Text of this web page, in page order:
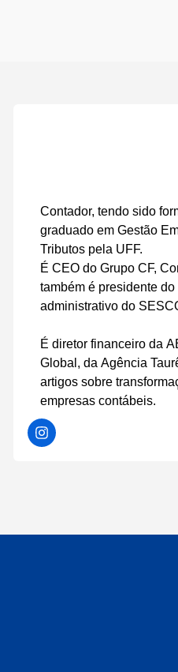
Contador, tendo sido
graduado em Gestão
Tributos pela UFF.
É CEO do Grupo CF,
também é presidente
administrativo do
É diretor financeiro da
Global, da Agência
artigos sobre
empresas contábeis.